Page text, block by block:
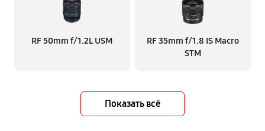
RF 50mm f/1.2L USM
RF 35mm f/1.8 IS Macro
STM
Показать всё